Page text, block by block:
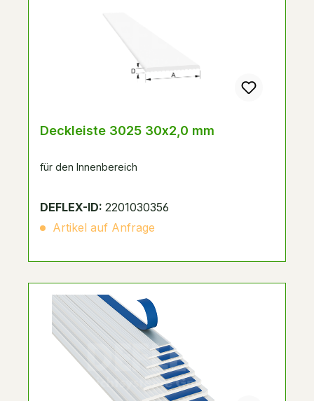
Deckleiste 3025 30x2,0 mm
für den Innenbereich
DEFLEX-ID: 2201030356
Artikel auf Anfrage